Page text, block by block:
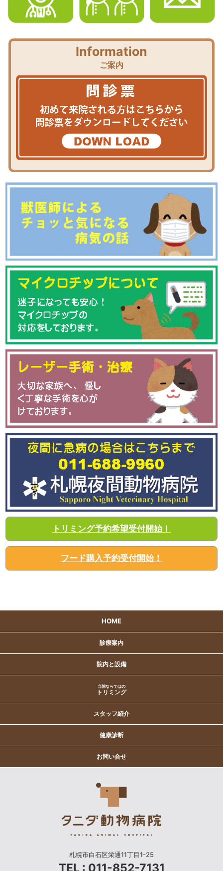
Information
ご案内
トリミング予約希望受付開始！
フード購入予約受付開始！
HOME
診療案内
院内と設備
当院ならではの
トリミング
スタッフ紹介
健康診断
お問い合せ
札幌市白石区栄通11丁目1-25
TEL : 011-852-7131